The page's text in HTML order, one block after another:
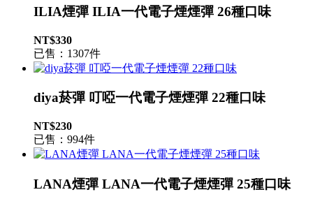
ILIA煙彈 ILIA一代電子煙煙彈 26種口味
NT$330
已售：1307件
diya菸彈 叮啞一代電子煙煙彈 22種口味
NT$230
已售：994件
LANA煙彈 LANA一代電子煙煙彈 25種口味